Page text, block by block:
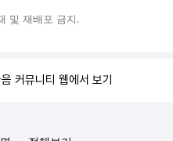
및 재배포 금지.
커뮤니티 웹에서 보기